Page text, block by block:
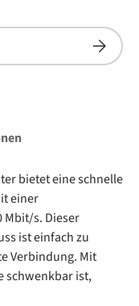
bietet eine schnelle
einer
Mbit/s. Dieser
ist einfach zu
Verbindung. Mit
schwenkbar ist,